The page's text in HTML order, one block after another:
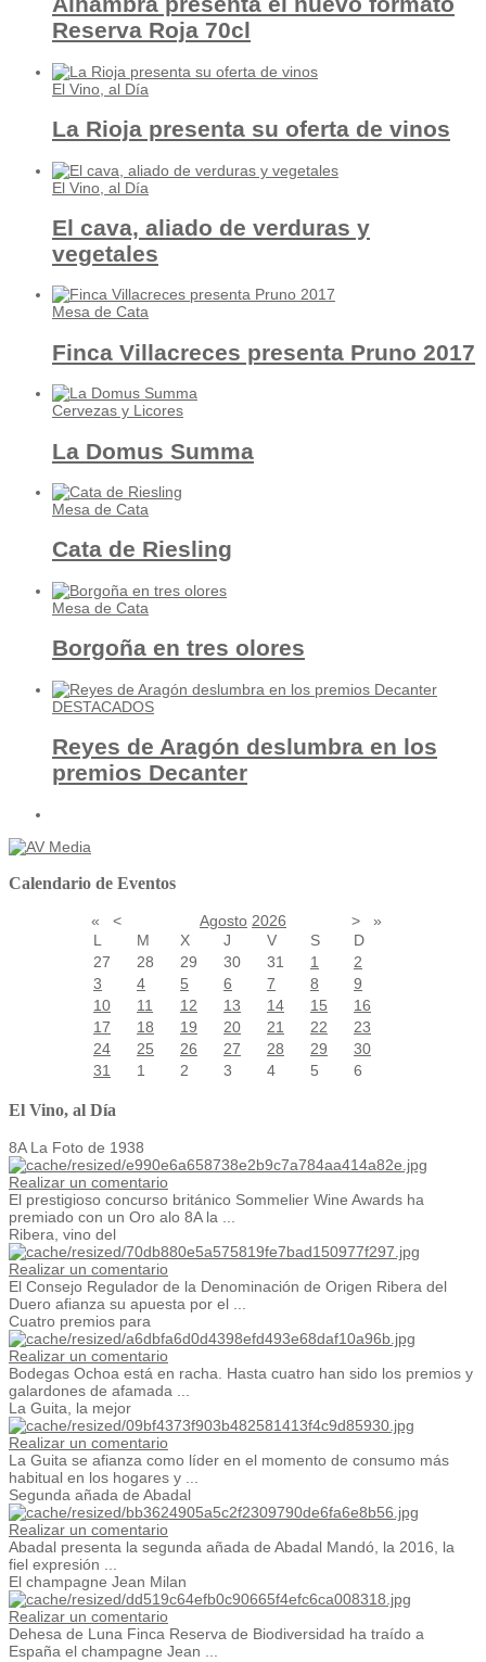
Reserva Roja 70cl
El Vino, al Día
La Rioja presenta su oferta de vinos
El Vino, al Día
El cava, aliado de verduras y
vegetales
Mesa de Cata
Finca Villacreces presenta Pruno 2017
Cervezas y Licores
La Domus Summa
Mesa de Cata
Cata de Riesling
Mesa de Cata
Borgoña en tres olores
DESTACADOS
Reyes de Aragón deslumbra en los
premios Decanter
Calendario de Eventos
« < Agosto 2026 >
»
L
M X J V S
D
27
28 29 30 31 1
2
3
4 5 6 7 8
9
10
11 12 13 14 15
16
17
18 19 20 21 22
23
24
25 26 27 28 29
30
31
1 2 3 4 5 6
El Vino, al Día
8A La Foto de 1938
Realizar un comentario
El prestigioso concurso británico Sommelier Wine Awards ha
premiado con un Oro alo 8A la ...
Ribera, vino del
Realizar un comentario
El Consejo Regulador de la Denominación de Origen Ribera del
Duero afianza su apuesta por el ...
Cuatro premios para
Realizar un comentario
Bodegas Ochoa está en racha. Hasta cuatro han sido los premios y
galardones de afamada ...
La Guita, la mejor
Realizar un comentario
La Guita se afianza como líder en el momento de consumo más
habitual en los hogares y ...
Segunda añada de Abadal
Realizar un comentario
Abadal presenta la segunda añada de Abadal Mandó, la 2016, la
fiel expresión ...
El champagne Jean Milan
Realizar un comentario
Dehesa de Luna Finca Reserva de Biodiversidad ha traído a
España el champagne Jean ...